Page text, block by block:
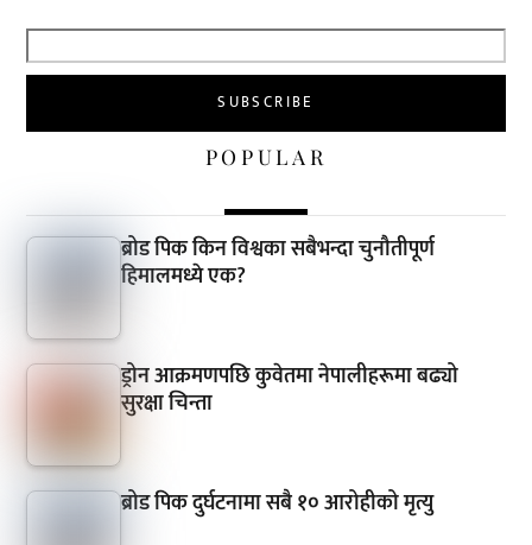
POPULAR
ब्रोड पिक किन विश्वका सबैभन्दा चुनौतीपूर्ण
हिमालमध्ये एक?
ड्रोन आक्रमणपछि कुवेतमा नेपालीहरूमा बढ्यो
सुरक्षा चिन्ता
ब्रोड पिक दुर्घटनामा सबै १० आरोहीको मृत्यु